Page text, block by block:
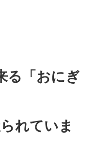
る「おにぎ
れていま